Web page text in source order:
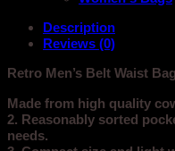
Description
Reviews (0)
Retro Men’s Belt Waist
Made from high quality
2. Reasonably sorted
needs.